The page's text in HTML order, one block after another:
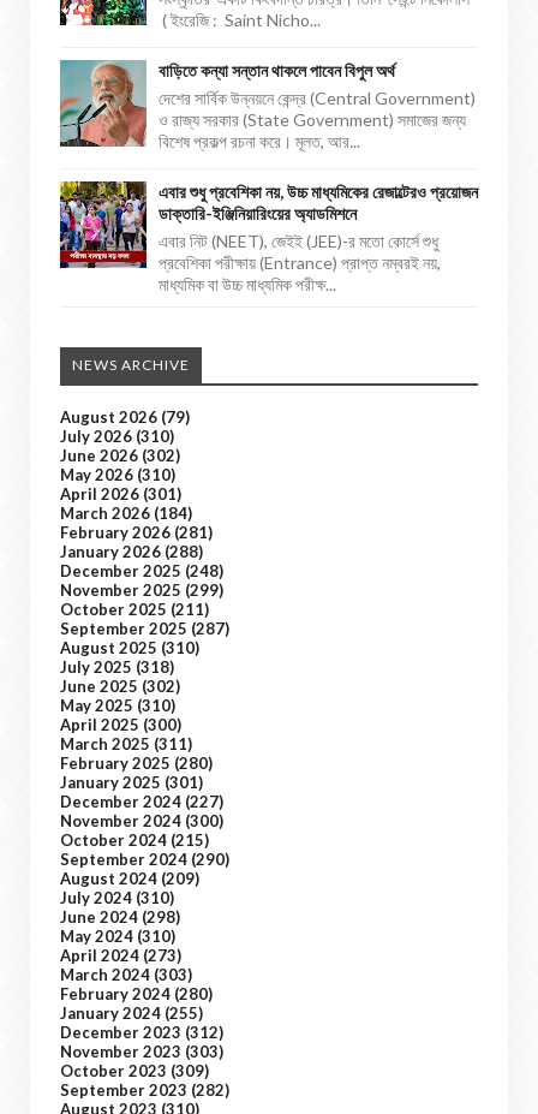
( ইংরেজি : Saint Nicho...
বাড়িতে কন্যা সন্তান থাকলে পাবেন বিপুল অর্থ
দেশের সার্বিক উন্নয়নে কেন্দ্র (Central Government)
ও রাজ্য সরকার (State Government) সমাজের জন্য
বিশেষ প্রকল্প রচনা করে। মূলত, আর...
এবার শুধু প্রবেশিকা নয়, উচ্চ মাধ্যমিকের রেজাল্টেরও প্রয়োজন
ডাক্তারি-ইঞ্জিনিয়ারিংয়ের অ্যাডমিশনে
এবার নিট (NEET), জেইই (JEE)-র মতো কোর্সে শুধু
প্রবেশিকা পরীক্ষায় (Entrance) প্রাপ্ত নম্বরই নয়,
মাধ্যমিক বা উচ্চ মাধ্যমিক পরীক্ষ...
NEWS ARCHIVE
August 2026 (79)
July 2026 (310)
June 2026 (302)
May 2026 (310)
April 2026 (301)
March 2026 (184)
February 2026 (281)
January 2026 (288)
December 2025 (248)
November 2025 (299)
October 2025 (211)
September 2025 (287)
August 2025 (310)
July 2025 (318)
June 2025 (302)
May 2025 (310)
April 2025 (300)
March 2025 (311)
February 2025 (280)
January 2025 (301)
December 2024 (227)
November 2024 (300)
October 2024 (215)
September 2024 (290)
August 2024 (209)
July 2024 (310)
June 2024 (298)
May 2024 (310)
April 2024 (273)
March 2024 (303)
February 2024 (280)
January 2024 (255)
December 2023 (312)
November 2023 (303)
October 2023 (309)
September 2023 (282)
August 2023 (310)